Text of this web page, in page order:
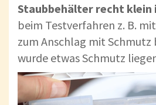
Staubbehälter recht klein
beim Testverfahren z. B.
zum Anschlag mit
wurde etwas Schmutz